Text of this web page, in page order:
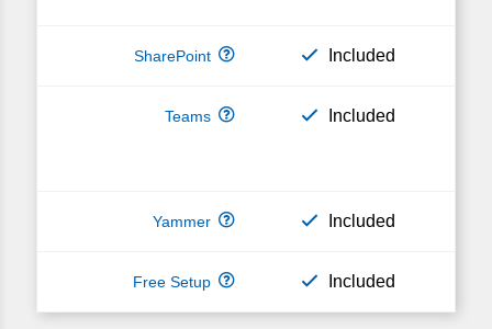
Included
Included
Included
Included